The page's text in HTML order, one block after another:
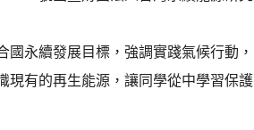
永續發展目標，強調實踐氣候行動，
現有的再生能源，讓同學從中學習保護